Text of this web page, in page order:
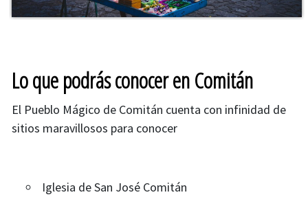
Lo que podrás conocer en Comitán
El Pueblo Mágico de Comitán cuenta con infinidad de
sitios maravillosos para conocer
Iglesia de San José Comitán